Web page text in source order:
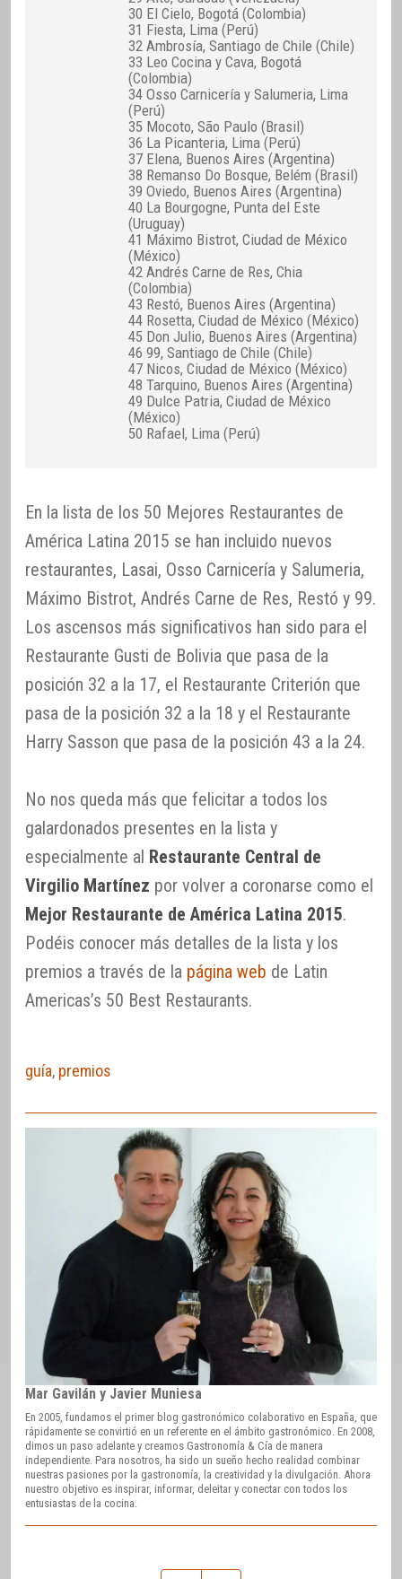
30 El Cielo, Bogotá (Colombia)
31 Fiesta, Lima (Perú)
32 Ambrosía, Santiago de Chile (Chile)
33 Leo Cocina y Cava, Bogotá
(Colombia)
34 Osso Carnicería y Salumeria, Lima
(Perú)
35 Mocoto, São Paulo (Brasil)
36 La Picanteria, Lima (Perú)
37 Elena, Buenos Aires (Argentina)
38 Remanso Do Bosque, Belém (Brasil)
39 Oviedo, Buenos Aires (Argentina)
40 La Bourgogne, Punta del Este
(Uruguay)
41 Máximo Bistrot, Ciudad de México
(México)
42 Andrés Carne de Res, Chia
(Colombia)
43 Restó, Buenos Aires (Argentina)
44 Rosetta, Ciudad de México (México)
45 Don Julio, Buenos Aires (Argentina)
46 99, Santiago de Chile (Chile)
47 Nicos, Ciudad de México (México)
48 Tarquino, Buenos Aires (Argentina)
49 Dulce Patria, Ciudad de México
(México)
50 Rafael, Lima (Perú)
En la lista de los 50 Mejores Restaurantes de
América Latina 2015 se han incluido nuevos
restaurantes, Lasai, Osso Carnicería y Salumeria,
Máximo Bistrot, Andrés Carne de Res, Restó y 99.
Los ascensos más significativos han sido para el
Restaurante Gusti de Bolivia que pasa de la
posición 32 a la 17, el Restaurante Criterión que
pasa de la posición 32 a la 18 y el Restaurante
Harry Sasson que pasa de la posición 43 a la 24.
No nos queda más que felicitar a todos los
galardonados presentes en la lista y
especialmente al Restaurante Central de
Virgilio Martínez por volver a coronarse como el
Mejor Restaurante de América Latina 2015.
Podéis conocer más detalles de la lista y los
premios a través de la página web de Latin
Americas’s 50 Best Restaurants.
guía, premios
Mar Gavilán y Javier Muniesa
En 2005, fundamos el primer blog gastronómico colaborativo en España, que
rápidamente se convirtió en un referente en el ámbito gastronómico. En 2008,
dimos un paso adelante y creamos Gastronomía & Cía de manera
independiente. Para nosotros, ha sido un sueño hecho realidad combinar
nuestras pasiones por la gastronomía, la creatividad y la divulgación. Ahora
nuestro objetivo es inspirar, informar, deleitar y conectar con todos los
entusiastas de la cocina.